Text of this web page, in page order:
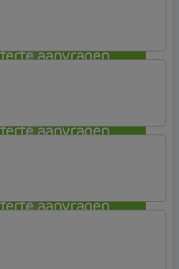
aanvragen
aanvragen
aanvragen